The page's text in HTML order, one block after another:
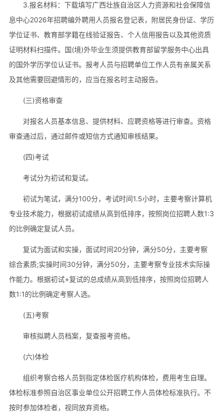
3.报名材料：下载填写广西壮族自治区人力资源和社会保障信
息中心2026年招聘编外聘用人员报名登记表，附居民身份证、学历
学位证书、教育部学籍在线验证报告、个人信用报告以及其他资质
证明材料扫描件。国(境)外毕业生须提供教育部留学服务中心出具
的国外学历学位认证书。报考人员与招聘单位工作人员有亲属关系
及其他需要回避情形的，应当在报名时主动报告。
(三)资格审查
对报名人员基本信息、提供材料、应聘资格等进行审查。资格
审查通过后，通过邮件或短信方式通知审核结果。
(四)考试
考试分为初试和复试。
初试为笔试，满分100分，考试时间1.5小时，主要考察计算机
专业技术能力，根据初试成绩从高到低排序，按照岗位招聘人数1:3
的比例确定复试人员。
复试为面试和实操，面试时间20分钟，满分50分，主要考察
综合素质;实操时间30分钟，满分50分，主要考察专业技术实际操
作能力。根据初试+复试的总成绩从高到低排序，按照岗位招聘人
数1:1的比例确定考察人选。
(五)考察
审核拟聘人员档案，复查报考资格。
(六)体检
组织考察合格人员到指定体检医疗机构体检，费用考生自理。
体检标准参照自治区事业单位公开招聘工作人员体检标准执行。不
按时参加体检者，视同放弃资格。